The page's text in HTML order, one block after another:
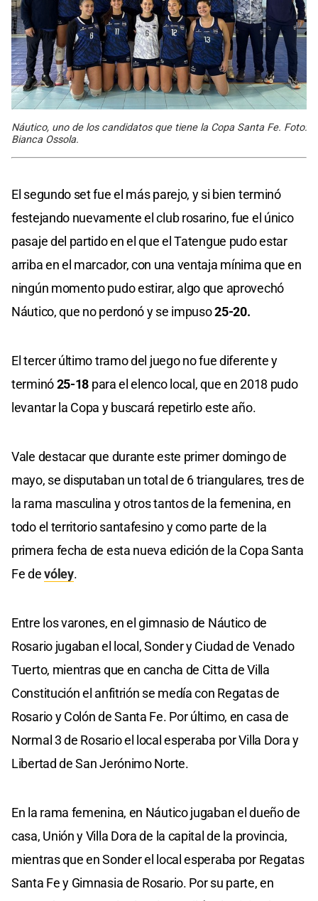
Náutico, uno de los candidatos que tiene la Copa Santa Fe. Foto:
Bianca Ossola.
El segundo set fue el más parejo, y si bien terminó
festejando nuevamente el club rosarino, fue el único
pasaje del partido en el que el Tatengue pudo estar
arriba en el marcador, con una ventaja mínima que en
ningún momento pudo estirar, algo que aprovechó
Náutico, que no perdonó y se impuso25-20.
El tercer último tramo del juego no fue diferente y
terminó25-18 para el elenco local, que en 2018 pudo
levantar la Copa y buscará repetirlo este año.
Vale destacar que durante este primer domingo de
mayo, se disputaban un total de 6 triangulares, tres de
la rama masculina y otros tantos de la femenina, en
todo el territorio santafesino y como parte de la
primera fecha de esta nueva edición de la Copa Santa
Fe devóley.
Entre los varones, en el gimnasio de Náutico de
Rosario jugaban el local, Sonder y Ciudad de Venado
Tuerto, mientras que en cancha de Citta de Villa
Constitución el anfitrión se medía con Regatas de
Rosario y Colón de Santa Fe. Por último, en casa de
Normal 3 de Rosario el local esperaba por Villa Dora y
Libertad de San Jerónimo Norte.
En la rama femenina, en Náutico jugaban el dueño de
casa, Unión y Villa Dora de la capital de la provincia,
mientras que en Sonder el local esperaba por Regatas
Santa Fe y Gimnasia de Rosario. Por su parte, en